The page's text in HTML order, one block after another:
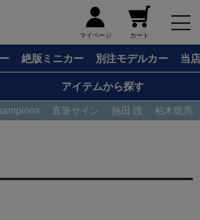
マイページ カート
絶版ミニカー 別注モデルカー 当
アイテムから探す
直筆サイン 熱田 護 柏木龍馬